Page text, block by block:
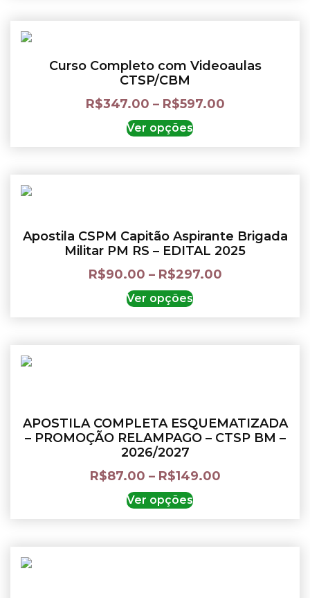
Curso Completo com Videoaulas
CTSP/CBM
R$347.00 – R$597.00
Ver opções
Apostila CSPM Capitão Aspirante Brigada
Militar PM RS – EDITAL 2025
R$90.00 – R$297.00
Ver opções
APOSTILA COMPLETA ESQUEMATIZADA
– PROMOÇÃO RELAMPAGO – CTSP BM –
2026/2027
R$87.00 – R$149.00
Ver opções